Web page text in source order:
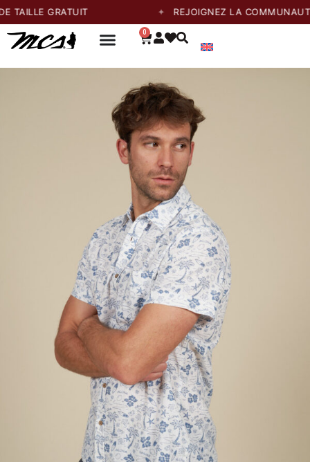
GRATUIT REJOIGNEZ LA COMMUNAUTÉ ET
0